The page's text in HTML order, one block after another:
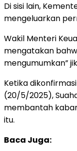
Di sisi lain,
mengeluarkan
Wakil Menteri
mengatakan
mengumumkan”
Ketika
(20/5/2025),
membantah
itu.
Baca Juga: